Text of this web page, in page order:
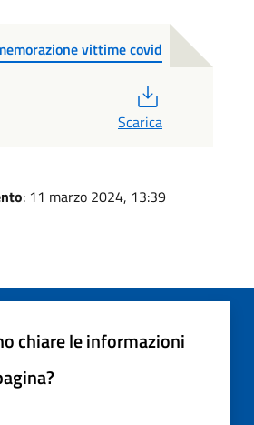
vittime covid
Scarica
: 11 marzo 2024, 13:39
chiare le informazioni